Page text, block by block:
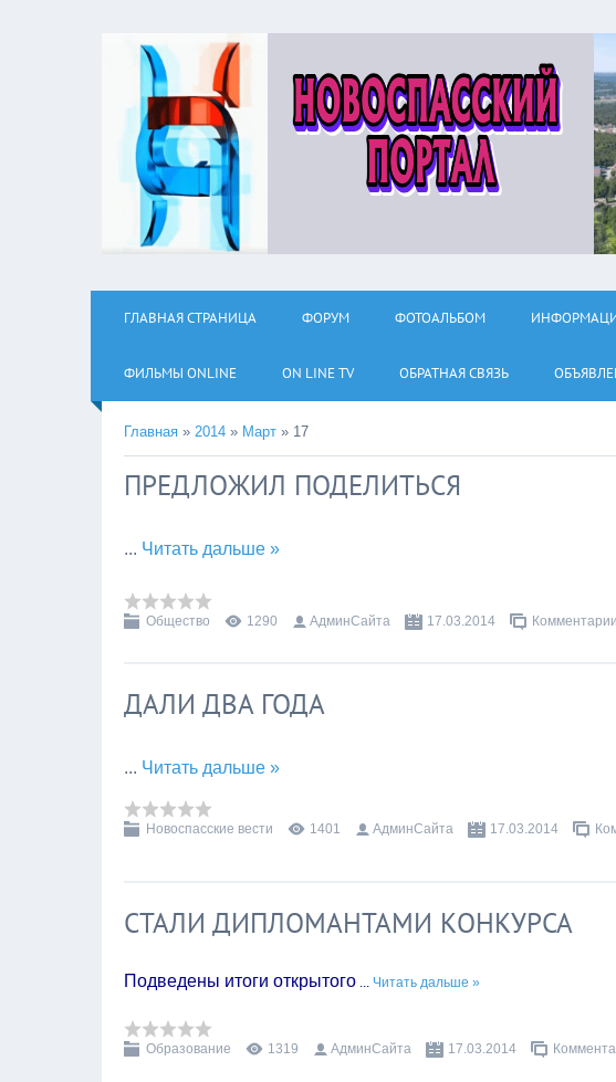
ГЛАВНАЯ СТРАНИЦА ФОРУМ ФОТОАЛЬБОМ
ФИЛЬМЫ ОNLINE ON LINE TV ОБРАТНАЯ СВЯЗЬ
Главная » 2014 » Март » 17
ПРЕДЛОЖИЛ ПОДЕЛИТЬСЯ
... Читать дальше »
Общество 1290 АдминСайта 17.03.2014
ДАЛИ ДВА ГОДА
... Читать дальше »
Новоспасские вести 1401 АдминСайта 17.03.2014
СТАЛИ ДИПЛОМАНТАМИ КОНКУРСА
Подведены итоги открытого ... Читать дальше »
Образование 1319 АдминСайта 17.03.2014